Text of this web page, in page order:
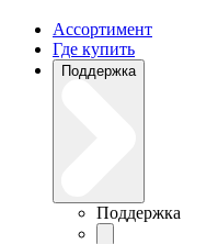
Ассортимент
Где купить
Поддержка
Поддержка